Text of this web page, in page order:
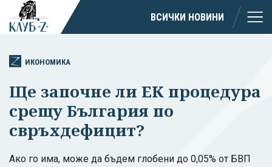
ВСИЧКИ НОВИНИ
ИКОНОМИКА
Ще започне ли ЕК процедура
срещу България по
свръхдефицит?
Ако го има, може да бъдем глобени до 0,05% от БВП